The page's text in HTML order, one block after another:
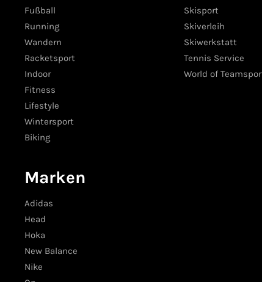
Fußball
Running
Wandern
Racketsport
Indoor
Fitness
Lifestyle
Wintersport
Biking
Marken
Adidas
Head
Hoka
New Balance
Nike
Skisport
Skiverleih
Skiwerkstatt
Tennis Service
World of